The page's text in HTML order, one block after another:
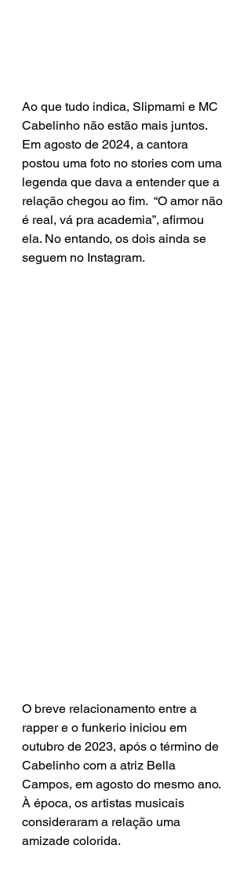
Ao que tudo indica, Slipmami e MC
Cabelinho não estão mais juntos.
Em agosto de 2024, a cantora
postou uma foto no stories com uma
legenda que dava a entender que a
relação chegou ao fim.  “O amor não
é real, vá pra academia”, afirmou
ela. No entando, os dois ainda se
seguem no Instagram.
O breve relacionamento entre a
rapper e o funkerio iniciou em
outubro de 2023, após o término de
Cabelinho com a atriz Bella
Campos, em agosto do mesmo ano.
À época, os artistas musicais
consideraram a relação uma
amizade colorida.